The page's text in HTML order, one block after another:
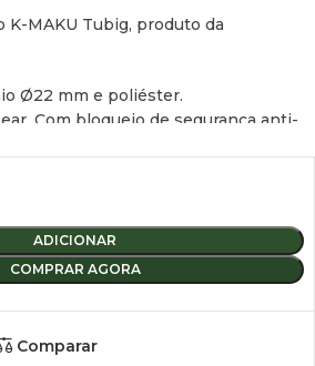
K-MAKU Tubig, produto da
Ø22 mm e poliéster.
Com bloqueio de segurança anti-
58 x 72 x 10 cm (L x A x P).
120 kg.
armação preta.
ADICIONAR
COMPRAR AGORA
Comparar